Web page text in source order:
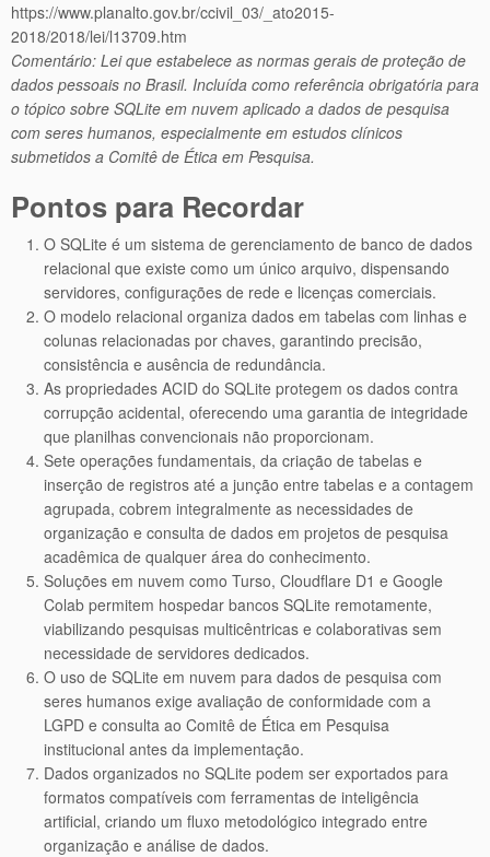
https://www.planalto.gov.br/ccivil_03/_ato2015-
2018/2018/lei/l13709.htm
Comentário: Lei que estabelece as normas gerais de proteção de
dados pessoais no Brasil. Incluída como referência obrigatória para
o tópico sobre SQLite em nuvem aplicado a dados de pesquisa
com seres humanos, especialmente em estudos clínicos
submetidos a Comitê de Ética em Pesquisa.
Pontos para Recordar
O SQLite é um sistema de gerenciamento de banco de dados
relacional que existe como um único arquivo, dispensando
servidores, configurações de rede e licenças comerciais.
O modelo relacional organiza dados em tabelas com linhas e
colunas relacionadas por chaves, garantindo precisão,
consistência e ausência de redundância.
As propriedades ACID do SQLite protegem os dados contra
corrupção acidental, oferecendo uma garantia de integridade
que planilhas convencionais não proporcionam.
Sete operações fundamentais, da criação de tabelas e
inserção de registros até a junção entre tabelas e a contagem
agrupada, cobrem integralmente as necessidades de
organização e consulta de dados em projetos de pesquisa
acadêmica de qualquer área do conhecimento.
Soluções em nuvem como Turso, Cloudflare D1 e Google
Colab permitem hospedar bancos SQLite remotamente,
viabilizando pesquisas multicêntricas e colaborativas sem
necessidade de servidores dedicados.
O uso de SQLite em nuvem para dados de pesquisa com
seres humanos exige avaliação de conformidade com a
LGPD e consulta ao Comitê de Ética em Pesquisa
institucional antes da implementação.
Dados organizados no SQLite podem ser exportados para
formatos compatíveis com ferramentas de inteligência
artificial, criando um fluxo metodológico integrado entre
organização e análise de dados.